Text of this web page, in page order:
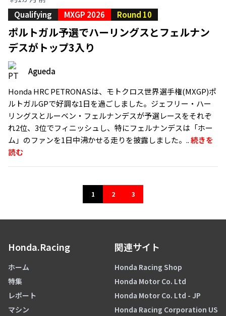
Qualifying
MXGP 2026 Round 10
ポルトガル予選でハーリングスとフェルナン
デスがトップ3入り
Agueda
Honda HRC PETRONASは、モトクロス世界選手権(MXGP)ポ
ルトガルGPで好調な1日を過ごしました。ジェフリー・ハー
リングスとルーベン・フェルナンデスが予選レースをそれぞ
れ2位、3位でフィニッシュし、特にフェルナンデスは「ホー
ム」のファンを1日中沸かせる走りを披露しました。..続きを
読む
1 2 3
Honda.Racing
ホーム
特集
レポート
マシン
関連サイト
Honda Racing Shop
Honda Motor Co. Ltd
Honda Motor Co. Ltd - JP
Honda Racing Corporation US